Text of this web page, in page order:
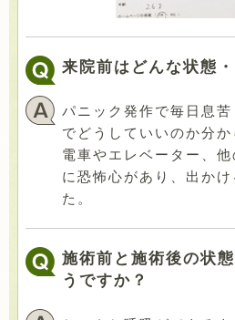
来院前はどんな状態
パニック発作で毎日息
でどうしていいのか分か
電車やエレベーター、
に恐怖心があり、出か
た。
施術前と施術後の状
うですか？